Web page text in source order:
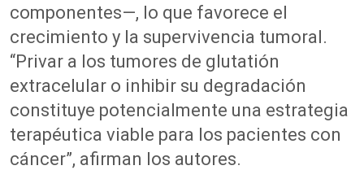
componentes—, lo que favorece el
crecimiento y la supervivencia tumoral.
“Privar a los tumores de glutatión
extracelular o inhibir su degradación
constituye potencialmente una estrategia
terapéutica viable para los pacientes con
cáncer”, afirman los autores.